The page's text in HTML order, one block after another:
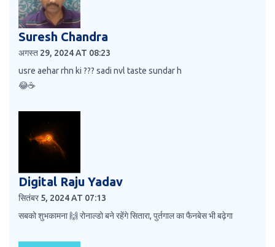
Suresh Chandra
अगस्त 29, 2024 AT 08:23
usre aehar rhn ki ??? sadi nvl taste sundar h
😂☕️
Digital Raju Yadav
सितंबर 5, 2024 AT 07:13
सबको शुभकामना 🙌 रोनाल्डो बने रहेंगे सितारा, पुर्तगाल का फैनबेस भी बढ़ेगा